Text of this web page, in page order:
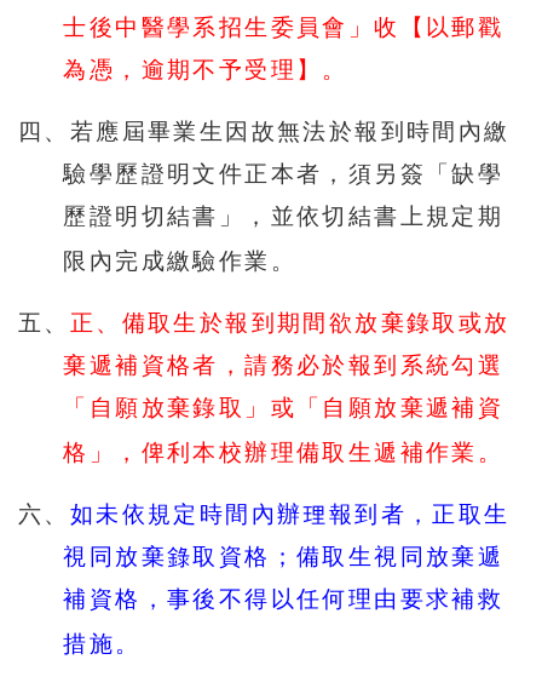
士後中醫學系招生委員會」收【以郵戳
為憑，逾期不予受理】。
四、若應屆畢業生因故無法於報到時間內繳
驗學歷證明文件正本者，須另簽「缺學
歷證明切結書」，並依切結書上規定期
限內完成繳驗作業。
五、 正、備取生於報到期間欲放棄錄取或放
棄遞補資格者，請務必於報到系統勾選
「自願放棄錄取」或「自願放棄遞補資
格」，俾利本校辦理備取生遞補作業。
六、 如未依規定時間內辦理報到者，正取生
視同放棄錄取資格；備取生視同放棄遞
補資格，事後不得以任何理由要求補救
措施。